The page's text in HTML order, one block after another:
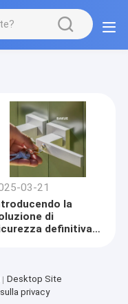
03-21
la
di
definitiva
Desktop Site
privacy